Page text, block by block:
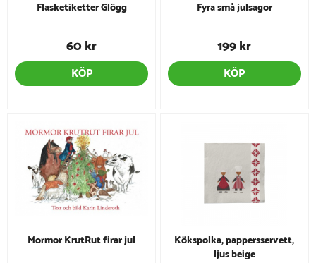
Flasketiketter Glögg
60 kr
KÖP
Fyra små julsagor
199 kr
KÖP
Mormor KrutRut firar jul
Kökspolka, pappersservett,
ljus beige